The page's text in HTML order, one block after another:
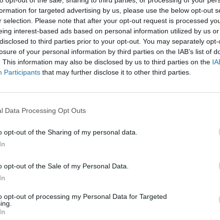
for targeted advertising by us, please use the below opt-out
selection. Please note that after your opt-out request is processed
interest-based ads based on personal information utilized by us
to third parties prior to your opt-out. You may separately
of your personal information by third parties on the IAB’s list of
This information may also be disclosed by us to third parties on the
Participants that may further disclose it to other third parties.
Data Processing Opt Outs
opt-out of the Sharing of my personal data.
opt-out of the Sale of my Personal Data.
opt-out of processing my Personal Data for Targeted
sexe âge satisfaction générale
1
Efficacité
J en
( 100gr matin et soir) les effets.